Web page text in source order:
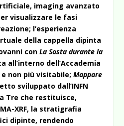
imaging avanzato
visualizzare le fasi
l’esperienza
della cappella dipinta
conLa Sosta durante la
all’interno dell’Accademia
e non più visitabile;Mappare
sviluppato dall’INFN
Tre che restituisce,
XRF, la stratigrafia
dipinte, rendendo